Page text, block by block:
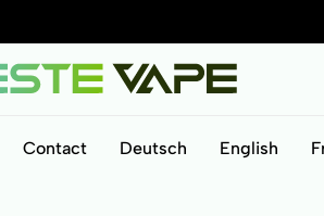
Contact Deutsch English